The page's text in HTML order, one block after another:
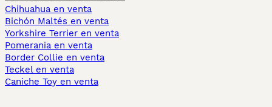
Chihuahua en venta
Bichón Maltés en venta
Yorkshire Terrier en venta
Pomerania en venta
Border Collie en venta
Teckel en venta
Caniche Toy en venta